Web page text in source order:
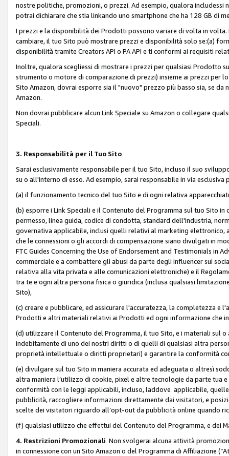
nostre politiche, promozioni, o prezzi. Ad esempio, qualora includessi
potrai dichiarare che stia linkando uno smartphone che ha 128 GB di
I prezzi e la disponibilità dei Prodotti possono variare di volta in
cambiare, il tuo Sito può mostrare prezzi e disponibilità solo se:(a)
disponibilità tramite Creators API o PA API e ti conformi ai requisiti
Inoltre, qualora scegliessi di mostrare i prezzi per qualsiasi Prodotto
strumento o motore di comparazione di prezzi) insieme ai prezzi
Sito Amazon, dovrai esporre sia il "nuovo" prezzo più basso sia, se
Amazon.
Non dovrai pubblicare alcun Link Speciale su Amazon o collegare
Speciali.
3. Responsabilità per il Tuo Sito
Sarai esclusivamente responsabile per il tuo Sito, incluso il suo
su o all'interno di esso. Ad esempio, sarai responsabile in via esclusiva
(a) il funzionamento tecnico del tuo Sito e di ogni relativa
(b) esporre i Link Speciali e il Contenuto del Programma sul tuo Sito in
permesso, linea guida, codice di condotta, standard dell'industria,
governativa applicabile, inclusi quelli relativi al marketing
che le connessioni o gli accordi di compensazione siano divulgati in
FTC Guides Concerning the Use of Endorsement and Testimonials in
commerciale e a combattere gli abusi da parte degli influencer sui
relativa alla vita privata e alle comunicazioni elettroniche) e il
tra te e ogni altra persona fisica o giuridica (inclusa qualsiasi
Sito),
(c) creare e pubblicare, ed assicurare l'accuratezza, la completezza
Prodotti e altri materiali relativi ai Prodotti ed ogni informazione che
(d) utilizzare il Contenuto del Programma, il tuo Sito, e i materiali sul
indebitamente di uno dei nostri diritti o di quelli di qualsiasi altra
proprietà intellettuale o diritti proprietari) e garantire la conformità
(e) divulgare sul tuo Sito in maniera accurata ed adeguata o altresì
altra maniera l’utilizzo di cookie, pixel e altre tecnologie da parte tua
conformità con le leggi applicabili, incluso, laddove applicabile,
pubblicità, raccogliere informazioni direttamente dai visitatori, e
scelte dei visitatori riguardo all’opt-out da pubblicità online quando
(f) qualsiasi utilizzo che effettui del Contenuto del Programma, e dei
4. Restrizioni Promozionali Non svolgerai alcuna attività
in connessione con un Sito Amazon o del Programma di Affiliazione